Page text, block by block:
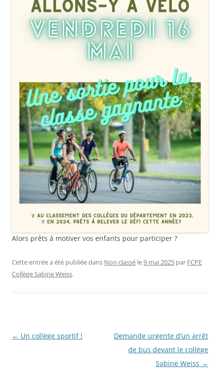
Alors prêts à motiver vos enfants pour participer ?
Cette entrée a été publiée dans Non classé le9 mai 2025 par FCPE
Collège Sabine Weiss.
Navigation
← Un collège sportif !
Demande urgente d’un arrêt
de bus devant le collège
Sabine Weiss →